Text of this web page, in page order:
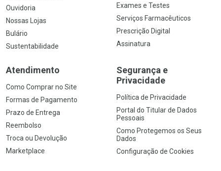
Ouvidoria
Nossas Lojas
Bulário
Sustentabilidade
Exames e Testes
Serviços Farmacêuticos
Prescrição Digital
Assinatura
Atendimento
Como Comprar no Site
Formas de Pagamento
Prazo de Entrega
Reembolso
Troca ou Devolução
Marketplace
Segurança e
Privacidade
Política de Privacidade
Portal do Titular de Dados
Pessoais
Como Protegemos os Seus
Dados
Configuração de Cookies